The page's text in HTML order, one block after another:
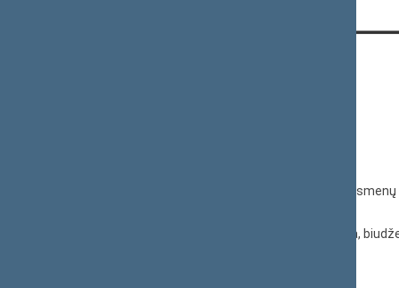
Duomenys kaupiami ir saugomi Juridinių
© Lietuvos Respublikos Seimo kanceliarija,